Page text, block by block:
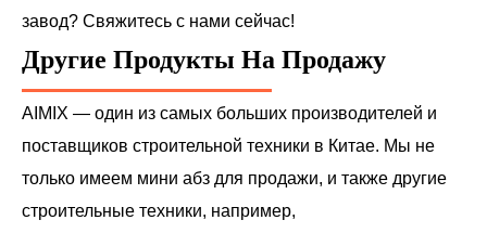
завод? Свяжитесь с нами сейчас!
Другие Продукты На Продажу
AIMIX — один из самых больших производителей и
поставщиков строительной техники в Китае. Мы не
только имеем мини абз для продажи, и также другие
строительные техники, например,